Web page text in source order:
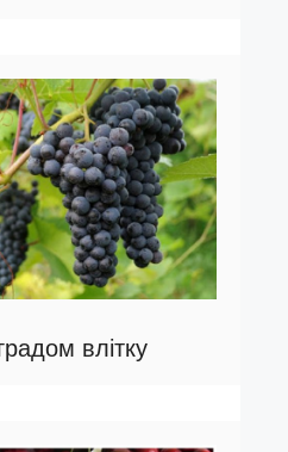
влітку